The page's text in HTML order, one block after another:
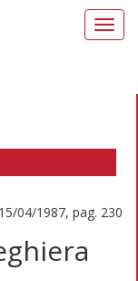
04/1987, pag. 230